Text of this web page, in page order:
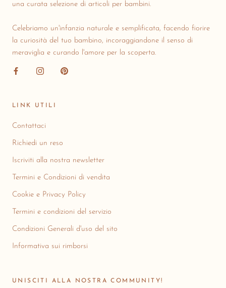
una curata selezione di articoli per bambini.
Celebriamo un'infanzia naturale e semplificata, facendo fiorire
la curiosità del tuo bambino, incoraggiandone il senso di
meraviglia e curando l'amore per la scoperta.
LINK UTILI
Contattaci
Richiedi un reso
Iscriviti alla nostra newsletter
Termini e Condizioni di vendita
Cookie e Privacy Policy
Termini e condizioni del servizio
Condizioni Generali d'uso del sito
Informativa sui rimborsi
UNISCITI ALLA NOSTRA COMMUNITY!